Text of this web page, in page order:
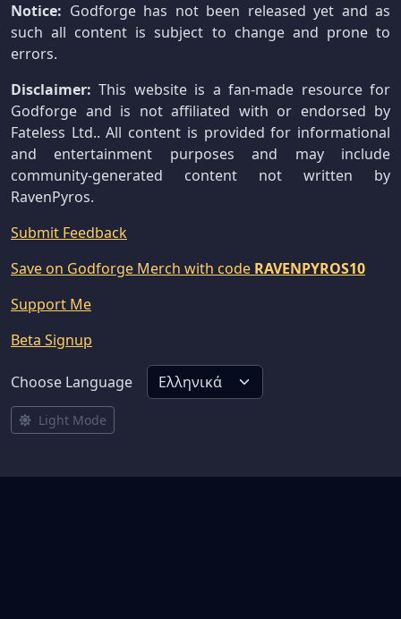
Notice: Godforge has not been released yet and as
such all content is subject to change and prone to
errors.
Disclaimer: This website is a fan-made resource for
Godforge and is not affiliated with or endorsed by
Fateless Ltd.. All content is provided for informational
and entertainment purposes and may include
community-generated content not written by
RavenPyros.
Submit Feedback
Save on Godforge Merch with code RAVENPYROS10
Support Me
Beta Signup
Choose Language
Light Mode